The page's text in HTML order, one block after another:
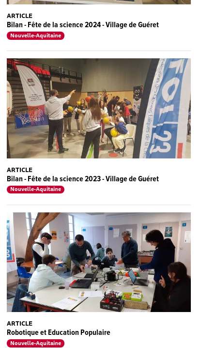
ARTICLE
Bilan - Fête de la science 2024 - Village de Guéret
Nouvelle-Aquitaine
ARTICLE
Bilan - Fête de la science 2023 - Village de Guéret
Nouvelle-Aquitaine
ARTICLE
Robotique et Education Populaire
Nouvelle-Aquitaine